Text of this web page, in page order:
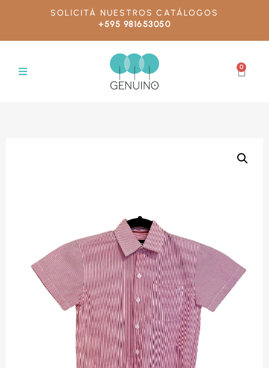
SOLICITÁ NUESTROS CATÁLOGOS
+595 981653050
0